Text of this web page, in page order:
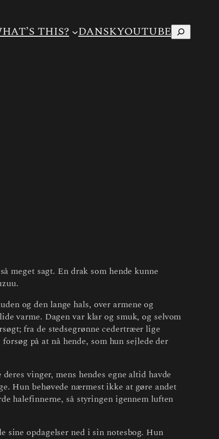
THIS? DANSKYOUTUBESearch
meget sagt. En drak som hende kunne
og den lange hals, over armene og
varme. Dagen var klar og smuk, og selvom
fra de stedsegrønne cedertræer lige
på at nå hende, som hun sejlede der
vinger, mens hendes egne altid havde
Hun behøvede nærmest ikke at gøre andet
halefinnerne, så styringen igennem luften
sine opdagelser ned i sin notesbog. Hun